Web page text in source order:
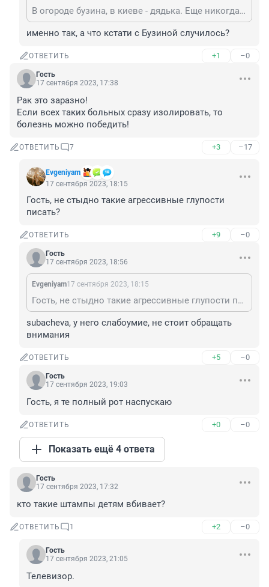
В огороде бузина, в киеве - дядька. Еще никогда эта фраза не была так кстати...
именно так, а что кстати с Бузиной случилось?
ОТВЕТИТЬ +1 –0
Гость
17 сентября 2023, 17:38
Рак это заразно!
Если всех таких больных сразу изолировать, то
болезнь можно победить!
ОТВЕТИТЬ 7 +3 –17
Evgeniyam
17 сентября 2023, 18:15
Гость, не стыдно такие агрессивные глупости
писать?
ОТВЕТИТЬ +9 –0
Гость
17 сентября 2023, 18:56
Evgeniyam17 сентября 2023, 18:15
Гость, не стыдно такие агрессивные глупости писать?
subacheva, у него слабоумие, не стоит обращать
внимания
ОТВЕТИТЬ +5 –0
Гость
17 сентября 2023, 19:03
Гость, я те полный рот наспускаю
ОТВЕТИТЬ +0 –0
Показать ещё 4 ответа
Гость
17 сентября 2023, 17:32
кто такие штампы детям вбивает?
ОТВЕТИТЬ 1 +2 –0
Гость
17 сентября 2023, 21:05
Телевизор.